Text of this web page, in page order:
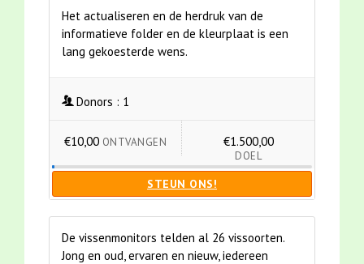
Het actualiseren en de herdruk van de
informatieve folder en de kleurplaat is een
lang gekoesterde wens.
Donors : 1
€10,00 ONTVANGEN €1.500,00
DOEL
STEUN ONS!
De vissenmonitors telden al 26 vissoorten.
Jong en oud, ervaren en nieuw, iedereen